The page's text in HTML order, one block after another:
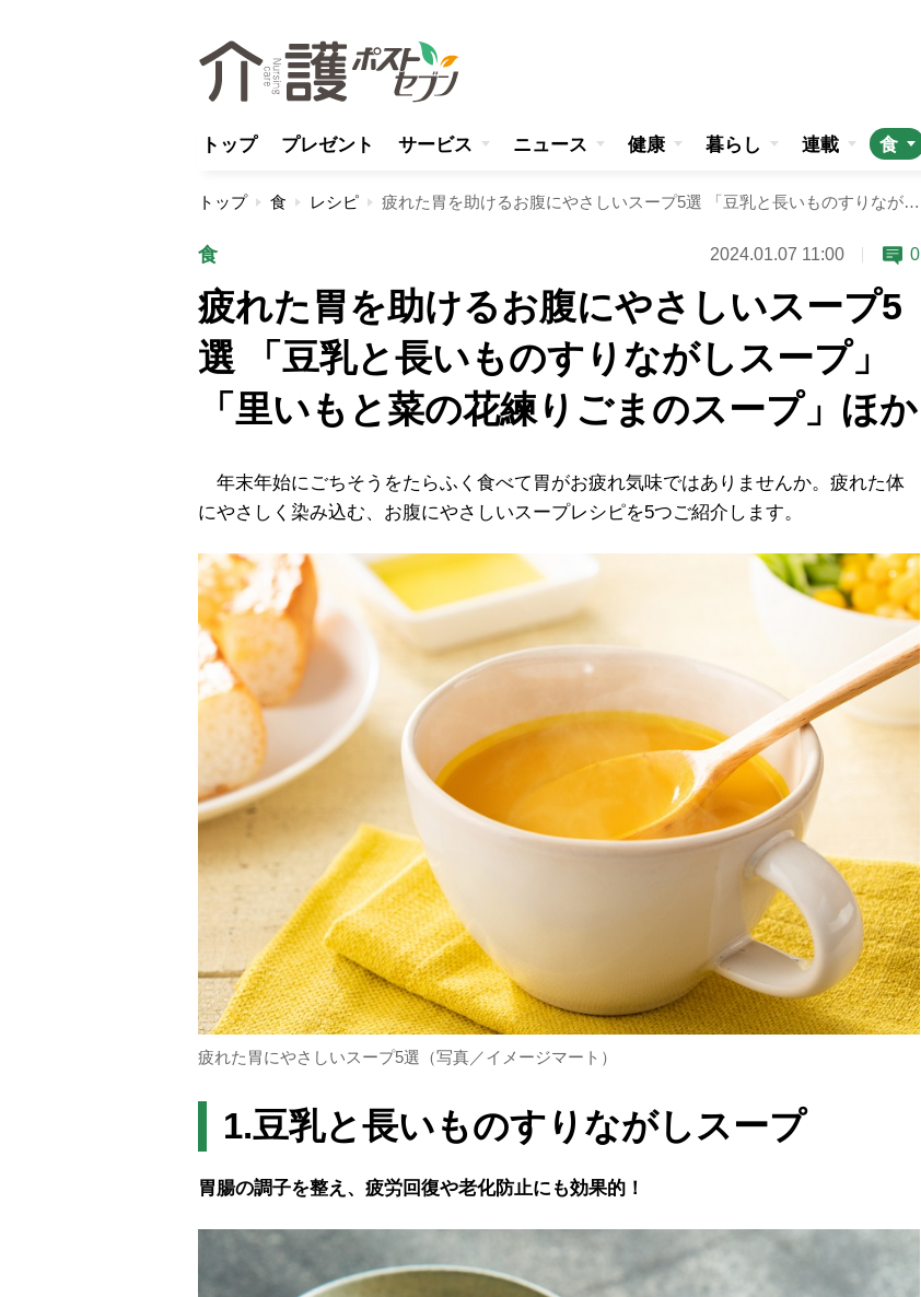
トップ プレゼント サービス ニュース 健康 暮らし 連載 食
トップ 食 レシピ 疲れた胃を助けるお腹にやさしいスープ5選 「豆乳と長いものすりながしスープ」「里いもと菜の花練りごまのスープ」ほか
食 2024.01.07 11:00 0
疲れた胃を助けるお腹にやさしいスープ5
選 「豆乳と長いものすりながしスープ」
「里いもと菜の花練りごまのスープ」ほか
年末年始にごちそうをたらふく食べて胃がお疲れ気味ではありませんか。疲れた体
にやさしく染み込む、お腹にやさしいスープレシピを5つご紹介します。
疲れた胃にやさしいスープ5選（写真／イメージマート）
1.豆乳と長いものすりながしスープ
胃腸の調子を整え、疲労回復や老化防止にも効果的！